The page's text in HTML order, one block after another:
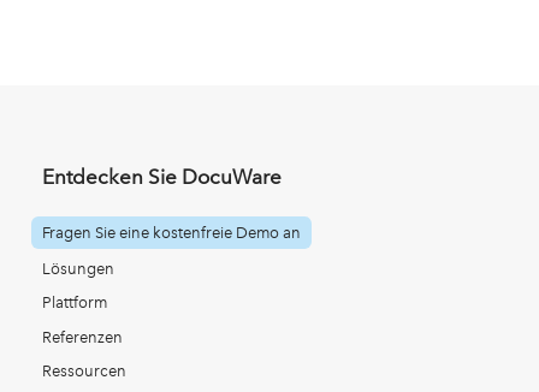
Entdecken Sie DocuWare
Fragen Sie eine kostenfreie Demo an
Lösungen
Plattform
Referenzen
Ressourcen